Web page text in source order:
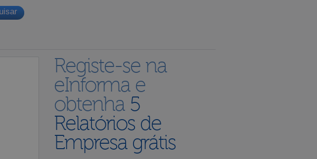
Registe-se na
eInforma e
obtenha 5
Relatórios de
Empresa grátis